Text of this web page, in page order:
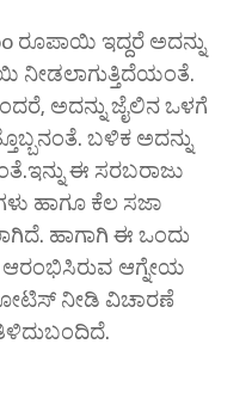
ಇದ್ದರೆ ಅದನ್ನು
ನೀಡಲಾಗುತ್ತಿದೆಯಂತೆ.
ಅದನ್ನು ಜೈಲಿನ ಒಳಗೆ
ಬಳಿಕ ಅದನ್ನು
ಈ ಸರಬರಾಜು
ಹಾಗೂ ಕೆಲ ಸಜಾ
ಹಾಗಾಗಿ ಈ ಒಂದು
ಆರಂಭಿಸಿರುವ ಆಗ್ನೇಯ
ನೀಡಿ ವಿಚಾರಣೆ